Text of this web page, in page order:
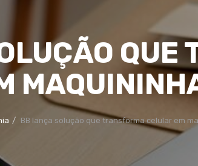
QUE
BB lança solução que transforma celular em